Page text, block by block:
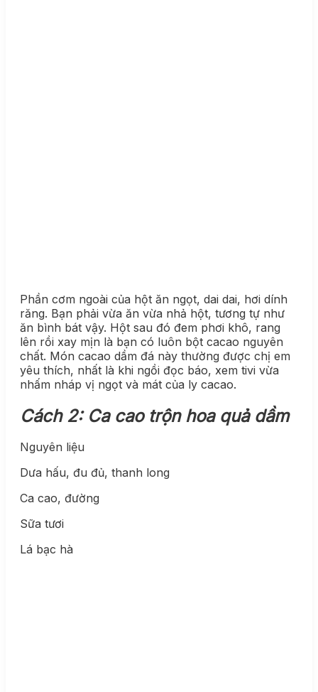
Phần cơm ngoài của hột ăn ngọt, dai dai, hơi dính
răng. Bạn phải vừa ăn vừa nhả hột, tương tự như
ăn bình bát vậy. Hột sau đó đem phơi khô, rang
lên rồi xay mịn là bạn có luôn bột cacao nguyên
chất. Món cacao dầm đá này thường được chị em
yêu thích, nhất là khi ngồi đọc báo, xem tivi vừa
nhấm nháp vị ngọt và mát của ly cacao.
Cách 2: Ca cao trộn hoa quả dầm
Nguyên liệu
Dưa hấu, đu đủ, thanh long
Ca cao, đường
Sữa tươi
Lá bạc hà